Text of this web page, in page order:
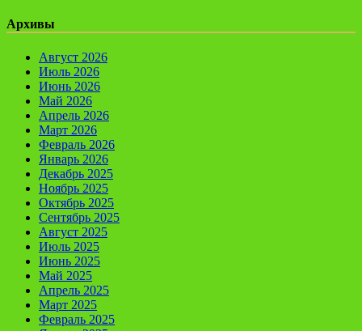
Архивы
Август 2026
Июль 2026
Июнь 2026
Май 2026
Апрель 2026
Март 2026
Февраль 2026
Январь 2026
Декабрь 2025
Ноябрь 2025
Октябрь 2025
Сентябрь 2025
Август 2025
Июль 2025
Июнь 2025
Май 2025
Апрель 2025
Март 2025
Февраль 2025